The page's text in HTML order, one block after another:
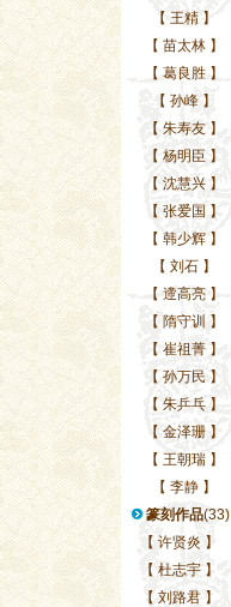
【 王精】
【 苗太林】
【 葛良胜】
【 孙峰】
【 朱寿友】
【 杨明臣 】
【 沈慧兴】
【 张爱国 】
【 韩少辉】
【 刘石】
【 遆高亮】
【 隋守训 】
【 崔祖菁】
【 孙万民 】
【 朱乒乓】
【 金泽珊】
【 王朝瑞】
【 李静】
篆刻作品(33)
【 许贤炎 】
【 杜志宇 】
【 刘路君 】